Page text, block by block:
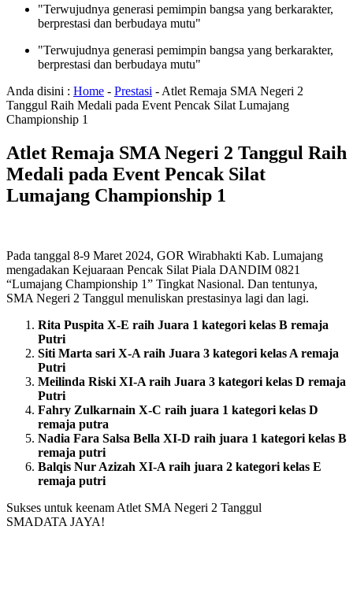
"Terwujudnya generasi pemimpin bangsa yang berkarakter,
berprestasi dan berbudaya mutu"
"Terwujudnya generasi pemimpin bangsa yang berkarakter,
berprestasi dan berbudaya mutu"
Anda disini : Home - Prestasi - Atlet Remaja SMA Negeri 2
Tanggul Raih Medali pada Event Pencak Silat Lumajang
Championship 1
Atlet Remaja SMA Negeri 2 Tanggul Raih
Medali pada Event Pencak Silat
Lumajang Championship 1
Pada tanggal 8-9 Maret 2024, GOR Wirabhakti Kab. Lumajang
mengadakan Kejuaraan Pencak Silat Piala DANDIM 0821
“Lumajang Championship 1” Tingkat Nasional. Dan tentunya,
SMA Negeri 2 Tanggul menuliskan prestasinya lagi dan lagi.
Rita Puspita X-E raih Juara 1 kategori kelas B remaja
Putri
Siti Marta sari X-A raih Juara 3 kategori kelas A remaja
Putri
Meilinda Riski XI-A raih Juara 3 kategori kelas D remaja
Putri
Fahry Zulkarnain X-C raih juara 1 kategori kelas D
remaja putra
Nadia Fara Salsa Bella XI-D raih juara 1 kategori kelas B
remaja putri
Balqis Nur Azizah XI-A raih juara 2 kategori kelas E
remaja putri
Sukses untuk keenam Atlet SMA Negeri 2 Tanggul
SMADATA JAYA!